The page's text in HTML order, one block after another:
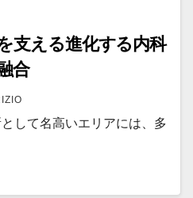
支える進化する内科
合
して名高いエリアには、多